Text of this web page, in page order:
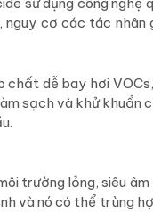
cơ các tác
dễ bay hơi
sạch và khử khuẩn
trường lỏng, siêu
và nó có thể trùng